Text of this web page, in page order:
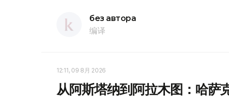
без автора
编译
12:11, 09 8月 2026
从阿斯塔纳到阿拉木图：哈萨